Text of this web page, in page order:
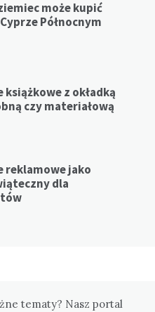
może kupić
Północnym
książkowe z okładką
czy materiałową
reklamowe jako
dla
tematy? Nasz portal